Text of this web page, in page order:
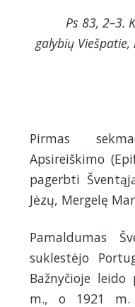
Ps 83, 2–3.
galybių
Pirmas
Apsireiškimo
pagerbti
Jėzų, Mergelę
Pamaldumas
suklestėjo
Bažnyčioje leido
m., o 1921 m.